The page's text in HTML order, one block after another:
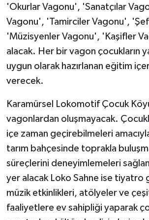
'Okurlar Vagonu', 'Sanatçılar
Vagonu', 'Tamirciler Vagonu',
'Müzisyenler Vagonu', 'Kaşifler
alacak. Her bir vagon çocukların
uygun olarak hazırlanan eğitim
verecek.
Karamürsel Lokomotif Çocuk
vagonlardan oluşmayacak.
içe zaman geçirebilmeleri
tarım bahçesinde toprakla
süreçlerini deneyimlemeleri
yer alacak Loko Sahne ise tiyatro
müzik etkinlikleri, atölyeler ve
faaliyetlere ev sahipliği yaparak